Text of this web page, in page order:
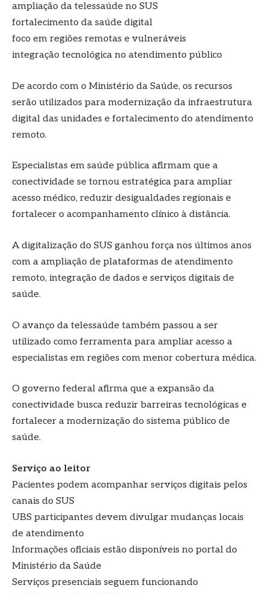
ampliação da telessaúde no SUS
fortalecimento da saúde digital
foco em regiões remotas e vulneráveis
integração tecnológica no atendimento público
De acordo com o Ministério da Saúde, os recursos
serão utilizados para modernização da infraestrutura
digital das unidades e fortalecimento do atendimento
remoto.
Especialistas em saúde pública afirmam que a
conectividade se tornou estratégica para ampliar
acesso médico, reduzir desigualdades regionais e
fortalecer o acompanhamento clínico à distância.
A digitalização do SUS ganhou força nos últimos anos
com a ampliação de plataformas de atendimento
remoto, integração de dados e serviços digitais de
saúde.
O avanço da telessaúde também passou a ser
utilizado como ferramenta para ampliar acesso a
especialistas em regiões com menor cobertura médica.
O governo federal afirma que a expansão da
conectividade busca reduzir barreiras tecnológicas e
fortalecer a modernização do sistema público de
saúde.
Serviço ao leitor
Pacientes podem acompanhar serviços digitais pelos
canais do SUS
UBS participantes devem divulgar mudanças locais
de atendimento
Informações oficiais estão disponíveis no portal do
Ministério da Saúde
Serviços presenciais seguem funcionando